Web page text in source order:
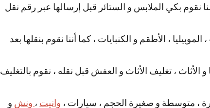
نقوم بكي الملابس و الستائر قبل إرسالها عبر رقم نقل
، الأطقم و الكنبايات ، كما أننا نقوم بنقلها بعد
، تغليف الأثاث و العفش قبل نقله ، نقوم بالتغليف
، متوسطة و صغيرة الحجم ، سيارات ، وانيت ، ونش و